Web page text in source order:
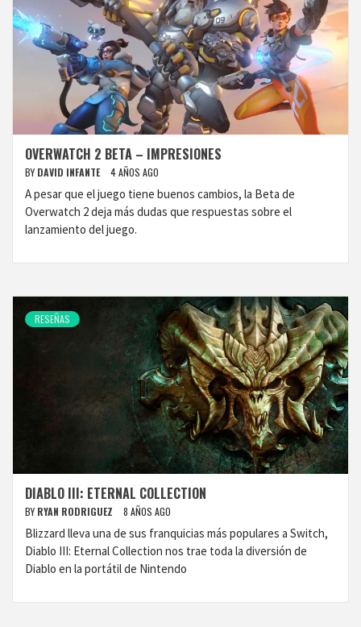
OVERWATCH 2 BETA – IMPRESIONES
BY DAVID INFANTE 4 AÑOS AGO
A pesar que el juego tiene buenos cambios, la Beta de
Overwatch 2 deja más dudas que respuestas sobre el
lanzamiento del juego.
RESEÑAS
DIABLO III: ETERNAL COLLECTION
BY RYAN RODRIGUEZ 8 AÑOS AGO
Blizzard lleva una de sus franquicias más populares a Switch,
Diablo III: Eternal Collection nos trae toda la diversión de
Diablo en la portátil de Nintendo